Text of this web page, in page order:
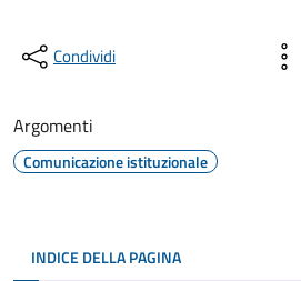
Condividi
Argomenti
Comunicazione istituzionale
INDICE DELLA PAGINA